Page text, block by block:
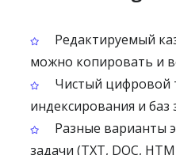
Редактируемый
можно копировать и
Чистый цифровой
индексирования и баз
Разные варианты
задачи (TXT, DOC,